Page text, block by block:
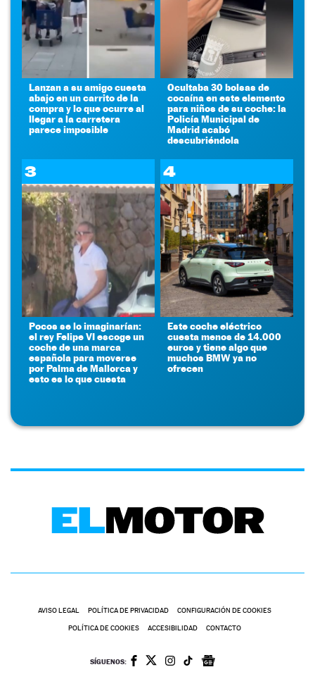
Lanzan a su amigo cuesta
abajo en un carrito de la
compra y lo que ocurre al
llegar a la carretera
parece imposible
Ocultaba 30 bolsas de
cocaína en este elemento
para niños de su coche: la
Policía Municipal de
Madrid acabó
descubriéndola
3
Pocos se lo imaginarían:
el rey Felipe VI escoge un
coche de una marca
española para moverse
por Palma de Mallorca y
esto es lo que cuesta
4
Este coche eléctrico
cuesta menos de 14.000
euros y tiene algo que
muchos BMW ya no
ofrecen
AVISO LEGAL POLÍTICA DE PRIVACIDAD CONFIGURACIÓN DE COOKIES
POLÍTICA DE COOKIES ACCESIBILIDAD CONTACTO
SÍGUENOS: